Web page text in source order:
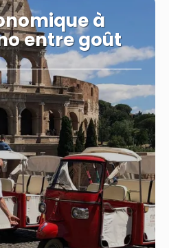
à
entre goût